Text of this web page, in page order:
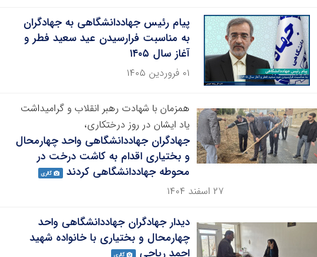
پیام رئیس جهاددانشگاهی به جهادگران
به مناسبت فرارسیدن عید سعید فطر و
آغاز سال ۱۴۰۵
۰۱ فروردین ۱۴۰۵
همزمان با شهادت رهبر انقلاب و گرامیداشت
یاد ایشان در روز درختکاری،
جهادگران جهاددانشگاهی واحد چهارمحال
و بختیاری اقدام به کاشت درخت در
محوطه جهاددانشگاهی کردند
گالری
۲۷ اسفند ۱۴۰۴
دیدار جهادگران جهاددانشگاهی واحد
چهارمحال و بختیاری با خانواده شهید
احمد ریاحی
گالری